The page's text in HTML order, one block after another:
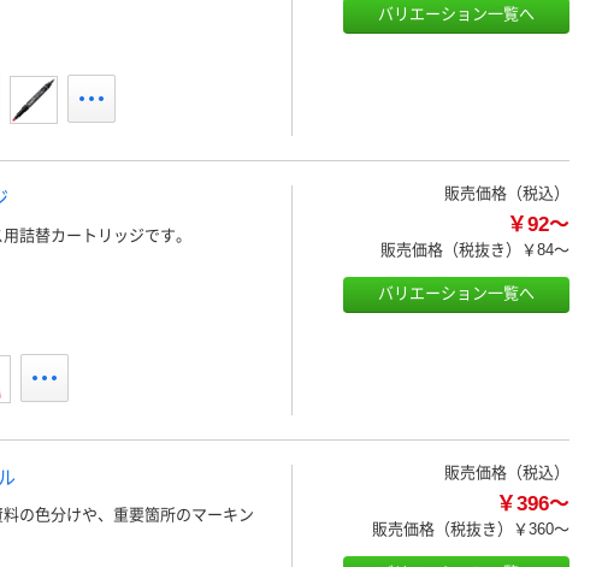
バリエーション一覧へ
詰替カートリッジです。
販売価格（税込）
￥92～
販売価格（税抜き） ￥84～
バリエーション一覧へ
の色分けや、重要箇所のマーキン
販売価格（税込）
￥396～
販売価格（税抜き） ￥360～